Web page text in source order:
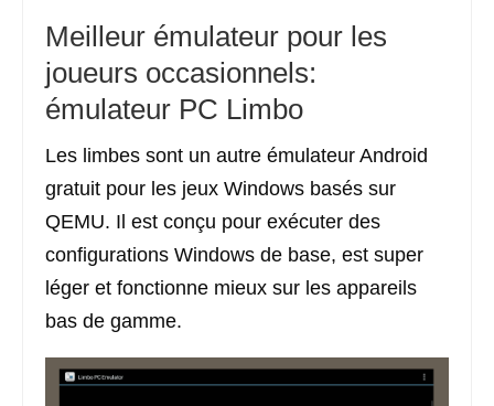
Meilleur émulateur pour les
joueurs occasionnels:
émulateur PC Limbo
Les limbes sont un autre émulateur Android
gratuit pour les jeux Windows basés sur
QEMU. Il est conçu pour exécuter des
configurations Windows de base, est super
léger et fonctionne mieux sur les appareils
bas de gamme.